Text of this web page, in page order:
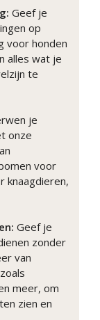
Geef je
op
voor honden
alles wat je
te
je
onze
voor
knaagdieren,
Geef je
zonder
van
meer, om
zien en